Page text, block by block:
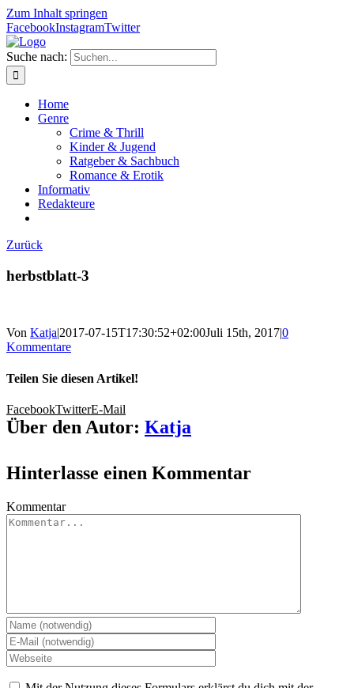
Zum Inhalt springen
FacebookInstagramTwitter
Suche nach:
Home
Genre
Crime & Thrill
Kinder & Jugend
Ratgeber & Sachbuch
Romance & Erotik
Informativ
Redakteure
Zurück
herbstblatt-3
Von Katja|2017-07-15T17:30:52+02:00Juli 15th, 2017|0
Kommentare
Teilen Sie diesen Artikel!
FacebookTwitterE-Mail
Über den Autor: Katja
Hinterlasse einen Kommentar
Kommentar